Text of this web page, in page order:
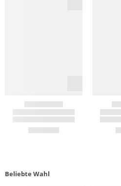
Beliebte Wahl